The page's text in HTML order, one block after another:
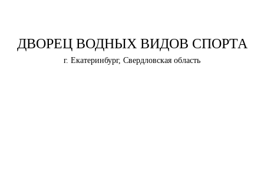
ДВОРЕЦ ВОДНЫХ ВИДОВ СПОРТА
г. Екатеринбург, Свердловская область